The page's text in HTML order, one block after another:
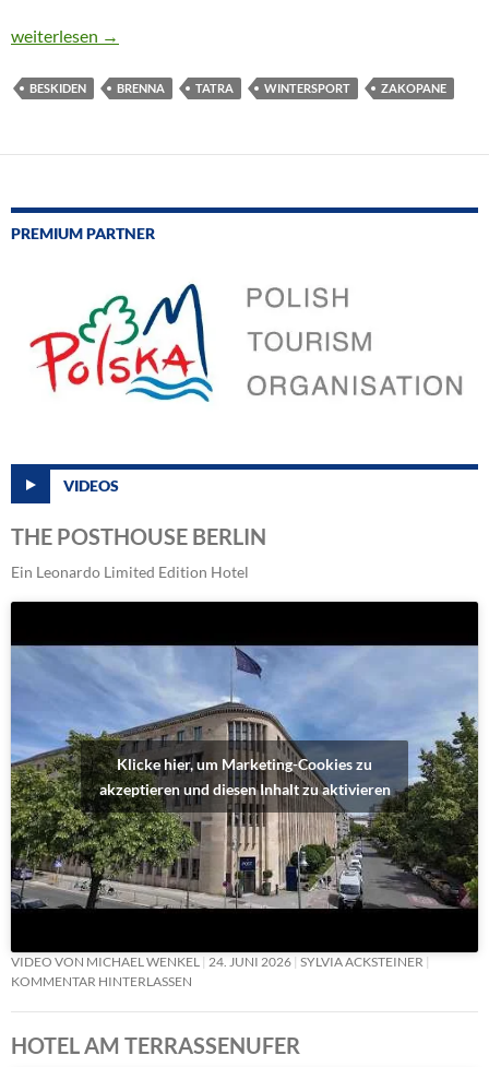
WINTERSPORT IN ANGESAGTEN POLNISCHEN
weiterlesen →
BESKIDEN BRENNA TATRA WINTERSPORT ZAKOPANE
PREMIUM PARTNER
VIDEOS
THE POSTHOUSE BERLIN
Ein Leonardo Limited Edition Hotel
Klicke hier, um Marketing-Cookies zu
akzeptieren und diesen Inhalt zu aktivieren
VIDEO VON MICHAEL WENKEL 24. JUNI 2026 SYLVIA ACKSTEINER
KOMMENTAR HINTERLASSEN
HOTEL AM TERRASSENUFER